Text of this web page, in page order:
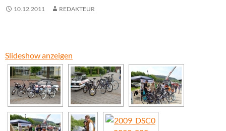
10.12.2011 REDAKTEUR
Slideshow anzeigen